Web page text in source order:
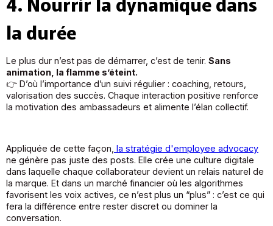
la durée
Le plus dur n’est pas de démarrer, c’est de tenir. Sans
animation, la flamme s’éteint.
👉 D’où l’importance d’un suivi régulier : coaching, retours,
valorisation des succès. Chaque interaction positive renforce
la motivation des ambassadeurs et alimente l’élan collectif.
Appliquée de cette façon, la stratégie d'employee advocacy
ne génère pas juste des posts. Elle crée une culture digitale
dans laquelle chaque collaborateur devient un relais naturel de
la marque. Et dans un marché financier où les algorithmes
favorisent les voix actives, ce n’est plus un “plus” : c’est ce qui
fera la différence entre rester discret ou dominer la
conversation.